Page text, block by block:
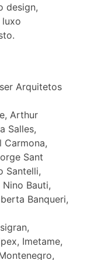
design,
Arquitetos
Arthur
Salles,
Carmona,
Sant
Santelli,
Bauti,
Banqueri,
Imetame,